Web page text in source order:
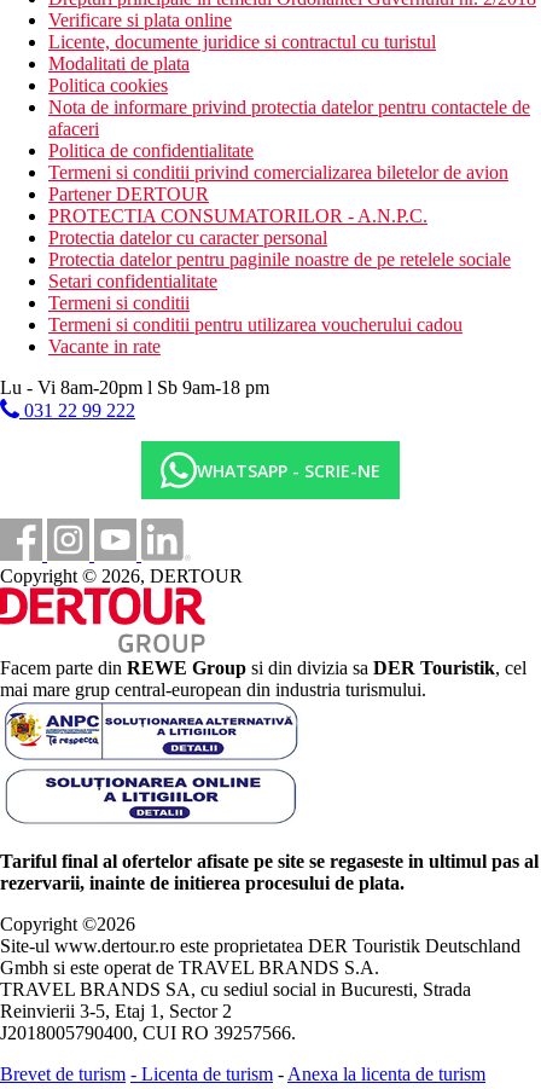
Verificare si plata online
Licente, documente juridice si contractul cu turistul
Modalitati de plata
Politica cookies
Nota de informare privind protectia datelor pentru contactele de
afaceri
Politica de confidentialitate
Termeni si conditii privind comercializarea biletelor de avion
Partener DERTOUR
PROTECTIA CONSUMATORILOR - A.N.P.C.
Protectia datelor cu caracter personal
Protectia datelor pentru paginile noastre de pe retelele sociale
Setari confidentialitate
Termeni si conditii
Termeni si conditii pentru utilizarea voucherului cadou
Vacante in rate
Lu - Vi 8am-20pm l Sb 9am-18 pm
031 22 99 222
WHATSAPP - SCRIE-NE
Copyright © 2026, DERTOUR
Facem parte din REWE Group si din divizia sa DER Touristik, cel
mai mare grup central-european din industria turismului.
Tariful final al ofertelor afisate pe site se regaseste in ultimul pas al
rezervarii, inainte de initierea procesului de plata.
Copyright ©2026
Site-ul www.dertour.ro este proprietatea DER Touristik Deutschland
Gmbh si este operat de TRAVEL BRANDS S.A.
TRAVEL BRANDS SA, cu sediul social in Bucuresti, Strada
Reinvierii 3-5, Etaj 1, Sector 2
J2018005790400, CUI RO 39257566.
Brevet de turism - Licenta de turism - Anexa la licenta de turism